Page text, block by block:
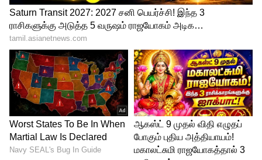
ஓம் பிணிமுகனே போற்றி
ஓம் பிரபலனே போற்றி
ஓம் பீடிப்பவனே போற்றி
ஓம் ப்ரஜாபதி ப்ரத்யதி தேவதையனே
போற்றி
ஓம் புஷ்பப்பிரியனே போற்றி
ஓம் புதன்மித்ரனே போற்றி